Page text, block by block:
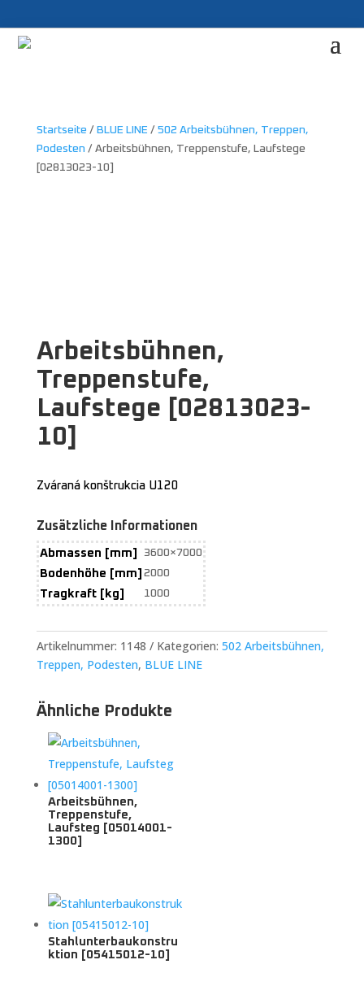
Startseite / BLUE LINE / 502 Arbeitsbühnen, Treppen,
Podesten / Arbeitsbühnen, Treppenstufe, Laufstege
[02813023-10]
Arbeitsbühnen,
Treppenstufe,
Laufstege [02813023-
10]
Zváraná konštrukcia U120
Zusätzliche Informationen
Abmassen [mm] 3600×7000
Bodenhöhe [mm] 2000
Tragkraft [kg] 1000
Artikelnummer: 1148 Kategorien: 502 Arbeitsbühnen,
Treppen, Podesten, BLUE LINE
Ähnliche Produkte
Arbeitsbühnen,
Treppenstufe,
Laufsteg [05014001-
1300]
Stahlunterbaukonstru
ktion [05415012-10]